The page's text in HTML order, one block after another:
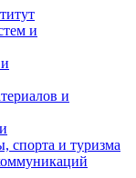
и
и
спорта и туризма